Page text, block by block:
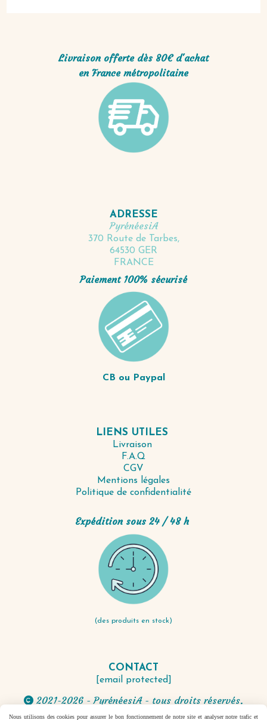
Livraison offerte dès 80€ d'achat
en France métropolitaine
ADRESSE
PyrénéesiA
370 Route de Tarbes,
64530 GER
FRANCE
Paiement 100% sécurisé
CB ou Paypal
LIENS UTILES
Livraison
F.A.Q
CGV
Mentions légales
Politique de confidentialité
Expédition sous 24 / 48 h
(des produits en stock)
CONTACT
[email protected]
 2021-2026 - PyrénéesiA - tous droits réservés.
Nous utilisons des cookies pour assurer le bon fonctionnement de notre site et analyser notre trafic et